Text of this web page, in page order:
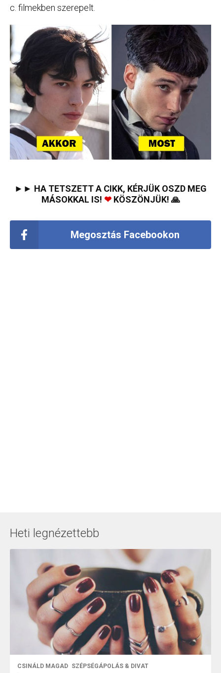
c. filmekben szerepelt.
►► HA TETSZETT A CIKK, KÉRJÜK OSZD MEG
MÁSOKKAL IS! ❤KÖSZÖNJÜK! 🙏
Megosztás Facebookon
Heti legnézettebb
CSINÁLD MAGAD SZÉPSÉGÁPOLÁS & DIVAT